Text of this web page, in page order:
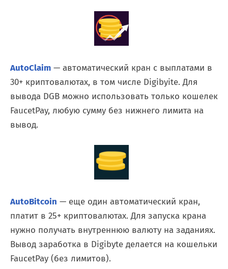
AutoClaim — автоматический кран с выплатами в
30+ криптовалютах, в том числе Digibyite. Для
вывода DGB можно использовать только кошелек
FaucetPay, любую сумму без нижнего лимита на
вывод.
AutoBitcoin — еще один автоматический кран,
платит в 25+ криптовалютах. Для запуска крана
нужно получать внутреннюю валюту на заданиях.
Вывод заработка в Digibyte делается на кошельки
FaucetPay (без лимитов).